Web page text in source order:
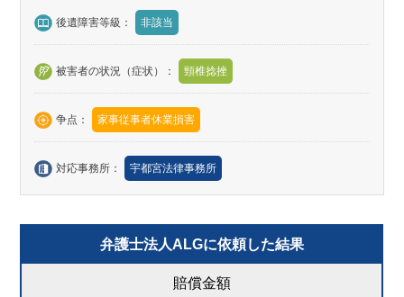
後遺障害等級： 非該当
被害者の状況（症状）： 頸椎捻挫
争点： 家事従事者休業損害
対応事務所： 宇都宮法律事務所
弁護士法人ALGに依頼した結果
賠償金額